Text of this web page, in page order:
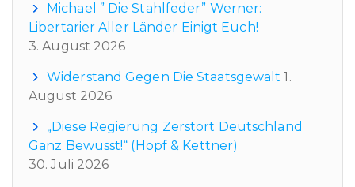
Michael ” Die Stahlfeder” Werner:
Libertarier Aller Länder Einigt Euch!
3. August 2026
Widerstand Gegen Die Staatsgewalt 1.
August 2026
„Diese Regierung Zerstört Deutschland
Ganz Bewusst!“ (Hopf & Kettner)
30. Juli 2026